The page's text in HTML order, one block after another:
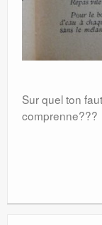
Sur quel ton
comprenne???